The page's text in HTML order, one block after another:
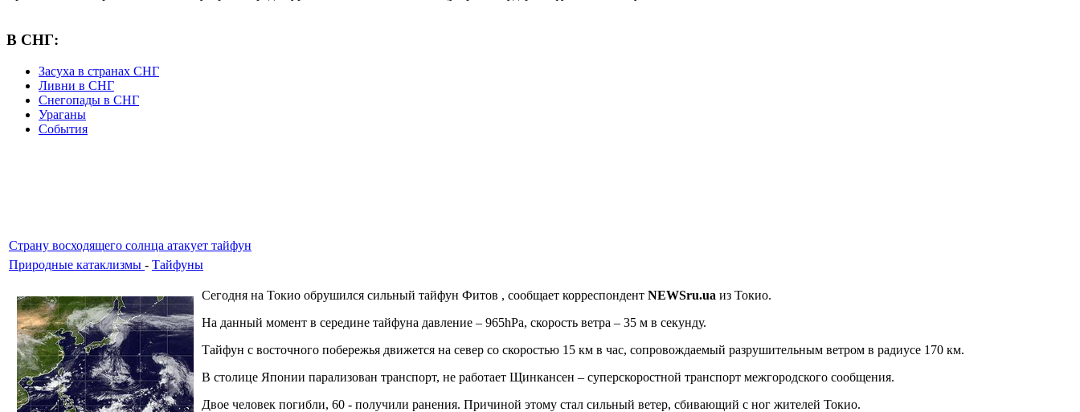
В СНГ:
Засуха в странах СНГ
Ливни в СНГ
Снегопады в СНГ
Ураганы
События
Страну восходящего солнца атакует тайфун
Природные катаклизмы - Тайфуны
Сегодня на Токио обрушился сильный тайфун Фитов , сообщает корреспондент NEWSru.ua из Токио.
На данный момент в середине тайфуна давление – 965hPa, скорость ветра – 35 м в секунду.
Тайфун с восточного побережья движется на север со скоростью 15 км в час, сопровождаемый разрушительным ветром в радиусе 170 км.
В столице Японии парализован транспорт, не работает Щинкансен – суперскоростной транспорт межгородского сообщения.
Двое человек погибли, 60 - получили ранения. Причиной этому стал сильный ветер, сбивающий с ног жителей Токио.